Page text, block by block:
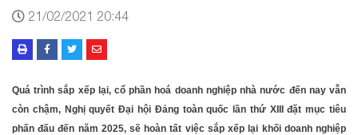
21/02/2021 20:44
Quá trình sắp xếp lại, cổ phần hoá doanh nghiệp nhà nước đến nay vẫn
còn chậm, Nghị quyết Đại hội Đảng toàn quốc lần thứ XIII đặt mục tiêu
phấn đấu đến năm 2025, sẽ hoàn tất việc sắp xếp lại khối doanh nghiệp